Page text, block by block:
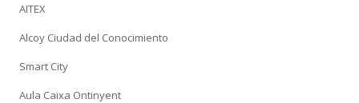
AITEX
Alcoy Ciudad del Conocimiento
Smart City
Aula Caixa Ontinyent